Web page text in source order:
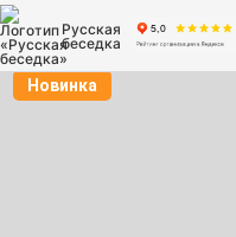
Русская
беседка
Новинка